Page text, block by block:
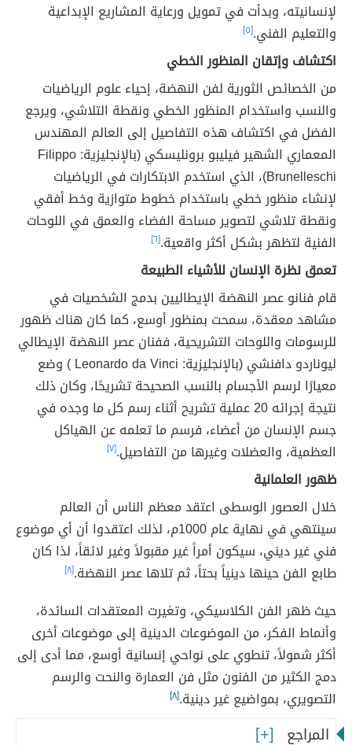
لإنسانيته، وبدأت في تمويل ورعاية المشاريع الإبداعية
والتعليم الفني.[٥]
اكتشاف وإتقان المنظور الخطي
من الخصائص الثورية لفن النهضة، إحياء علوم الرياضيات
والنسب واستخدام المنظور الخطي ونقطة التلاشي، ويرجع
الفضل في اكتشاف هذه التفاصيل إلى العالم المهندس
المعماري الشهير فيليبو برونليسكي (بالإنجليزية: Filippo
Brunelleschi)، الذي استخدم الابتكارات في الرياضيات
لإنشاء منظور خطي باستخدام خطوط متوازية وخط أفقي
ونقطة تلاشي لتصوير مساحة الفضاء والعمق في اللوحات
الفنية لتظهر بشكل أكثر واقعية.[٦]
تعمق نظرة الإنسان للأشياء الطبيعة
قام فنانو عصر النهضة الإيطاليين بدمج الشخصيات في
مشاهد معقدة، سمحت بمنظور أوسع، كما كان هناك ظهور
للرسومات واللوحات التشريحية، ففنان عصر النهضة الإيطالي
ليوناردو دافنشي (بالإنجليزية: Leonardo da Vinci ) وضع
معيارًا لرسم الأجسام بالنسب الصحيحة تشريحًا، وكان ذلك
نتيجة إجرائه 20 عملية تشريح أثناء رسم كل ما وجده في
جسم الإنسان من أعضاء، فرسم ما تعلمه عن الهياكل
العظمية، والعضلات وغيرها من التفاصيل.[٧]
ظهور العلمانية
خلال العصور الوسطى اعتقد معظم الناس أن العالم
سينتهي في نهاية عام 1000م، لذلك اعتقدوا أن أي موضوع
فني غير ديني، سيكون أمراً غير مقبولاً وغير لائقاً، لذا كان
طابع الفن حينها دينياً بحتاً، ثم تلاها عصر النهضة.[٨]
حيث ظهر الفن الكلاسيكي، وتغيرت المعتقدات السائدة،
وأنماط الفكر، من الموضوعات الدينية إلى موضوعات أخرى
أكثر شمولاً، تنطوي على نواحي إنسانية أوسع، مما أدى إلى
دمج الكثير من الفنون مثل فن العمارة والنحت والرسم
التصويري، بمواضيع غير دينية.[٨]
المراجع